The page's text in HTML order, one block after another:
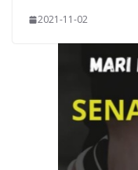
2021-11-02